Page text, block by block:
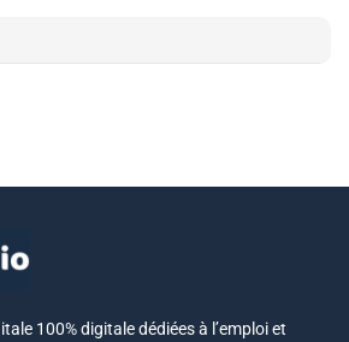
100% digitale dédiées à l’emploi et